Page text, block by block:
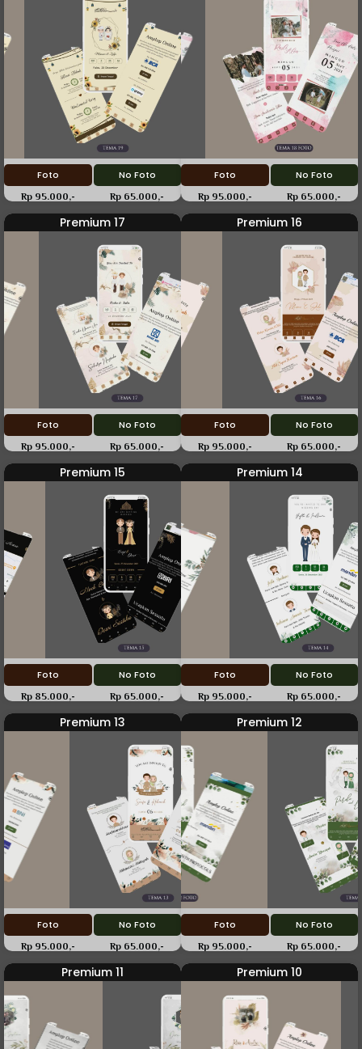
Foto No Foto
Rp 95.000,- Rp 65.000,-
Foto No Foto
Rp 95.000,- Rp 65.000,-
Premium 17
Foto No Foto
Rp 95.000,- Rp 65.000,-
Premium 16
Foto No Foto
Rp 95.000,- Rp 65.000,-
Premium 15
Foto No Foto
Rp 85.000,- Rp 65.000,-
Premium 14
Foto No Foto
Rp 95.000,- Rp 65.000,-
Premium 13
Foto No Foto
Rp 95.000,- Rp 65.000,-
Premium 12
Foto No Foto
Rp 95.000,- Rp 65.000,-
Premium 11 Premium 10